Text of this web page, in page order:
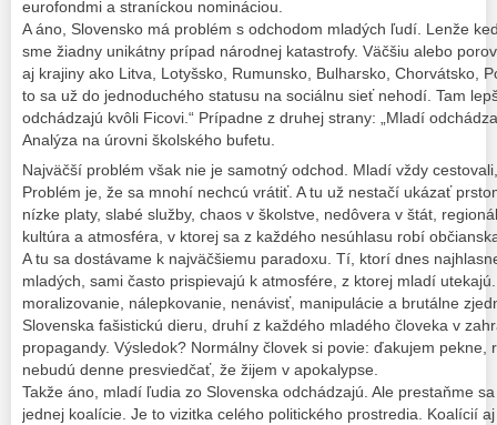
eurofondmi a straníckou nomináciou.
A áno, Slovensko má problém s odchodom mladých ľudí. Lenže
sme žiadny unikátny prípad národnej katastrofy. Väčšiu alebo
aj krajiny ako Litva, Lotyšsko, Rumunsko, Bulharsko, Chorvátsko,
to sa už do jednoduchého statusu na sociálnu sieť nehodí. Tam
odchádzajú kvôli Ficovi.“ Prípadne z druhej strany: „Mladí
Analýza na úrovni školského bufetu.
Najväčší problém však nie je samotný odchod. Mladí vždy
Problém je, že sa mnohí nechcú vrátiť. A tu už nestačí ukázať
nízke platy, slabé služby, chaos v školstve, nedôvera v štát,
kultúra a atmosféra, v ktorej sa z každého nesúhlasu robí
A tu sa dostávame k najväčšiemu paradoxu. Tí, ktorí dnes
mladých, sami často prispievajú k atmosfére, z ktorej mladí
moralizovanie, nálepkovanie, nenávisť, manipulácie a brutálne
Slovenska fašistickú dieru, druhí z každého mladého človeka v
propagandy. Výsledok? Normálny človek si povie: ďakujem pekne,
nebudú denne presviedčať, že žijem v apokalypse.
Takže áno, mladí ľudia zo Slovenska odchádzajú. Ale prestaňme
jednej koalície. Je to vizitka celého politického prostredia. Koalícií